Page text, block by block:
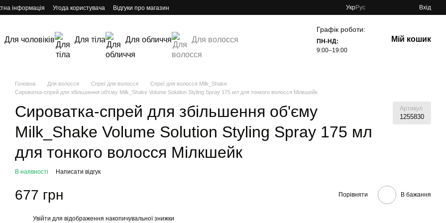
інформація Угода користувача Відгуки про магазин УкрРус Вхід
Для чоловіків Для тіла Для обличчя Для волосся
Графік роботи:
ПН-НД:
9:00–19:00
Мій кошик
Головна Для волосся Спреї для волосся
Спреї для волосся Milk_Shake
Сироватка-спрей для збільшення об'єму Milk_Shake Volume Solution Styling Spray 175 мл для тонкого волосся Мілкшейк
Сироватка-спрей для збільшення об'єму
Milk_Shake Volume Solution Styling Spray 175 мл
для тонкого волосся Мілкшейк
Артикул
1255830
В наявності Написати відгук
677 грн Порівняти В бажання
Увійти для відображення накопичувальної знижки